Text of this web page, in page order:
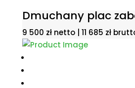
Dmuchany plac
9 500 zł netto | 11 685 zł